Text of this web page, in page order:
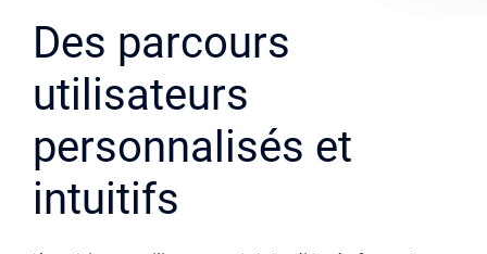
Des parcours
utilisateurs
personnalisés et
intuitifs